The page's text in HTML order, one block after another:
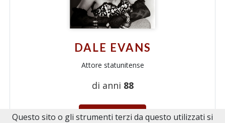
DALE EVANS
Attore statunitense
di anni 88
leggi chi era
Questo sito o gli strumenti terzi da questo utilizzati si